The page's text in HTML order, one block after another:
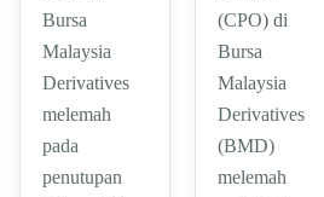
Bursa
Malaysia
Derivatives
melemah
pada
penutupan
(CPO) di
Bursa
Malaysia
Derivatives
(BMD)
melemah